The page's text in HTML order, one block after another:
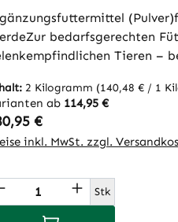
Wert ein oder
bedarfsgerechten
Tieren –
neuseeländischer
entfettetes
an natürliche
einem fast sofort die
Schon seit Jahrhunderten
Unterstützung im
2 Kilogramm (140,48 € / 1
ab114,95 €
Preis:
€
inkl. MwSt. zzgl.
Anzahl:
Stk